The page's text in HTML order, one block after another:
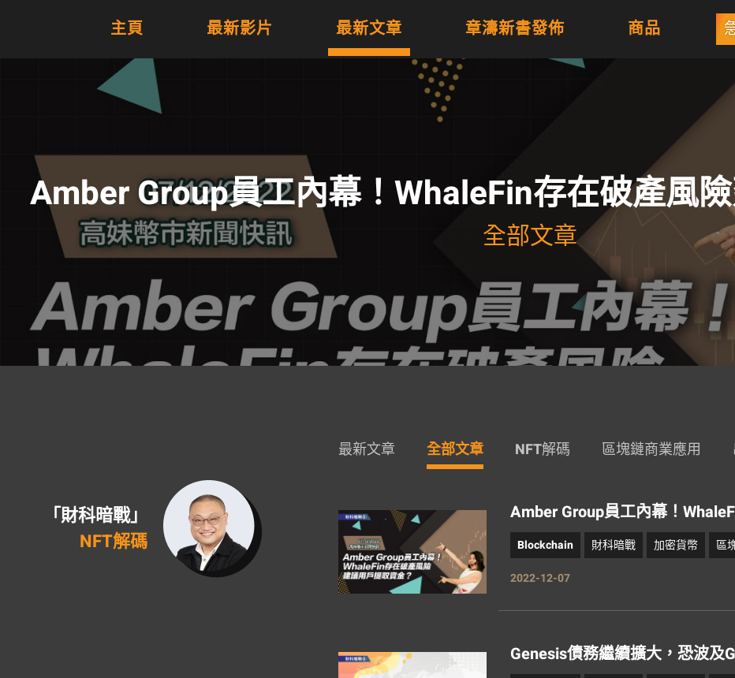
主頁 最新影片 最新文章 章濤新書發佈 商品
Amber Group員工內幕！WhaleFin存在破產風
全部文章
「財科暗戰」
NFT解碼
最新文章 全部文章 NFT解碼 區塊鏈商業應用
Amber Group員工內幕！
Blockchain 財科暗戰 加密貨幣 區
2022-12-07
Genesis債務繼續擴大，恐波及